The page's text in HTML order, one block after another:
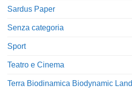
Sardus Paper
Senza categoria
Sport
Teatro e Cinema
Terra Biodinamica Biodynamic Land